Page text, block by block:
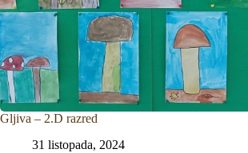
Gljiva – 2.D razred
31 listopada, 2024